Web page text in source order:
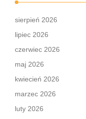
sierpień 2026
lipiec 2026
czerwiec 2026
maj 2026
kwiecień 2026
marzec 2026
luty 2026